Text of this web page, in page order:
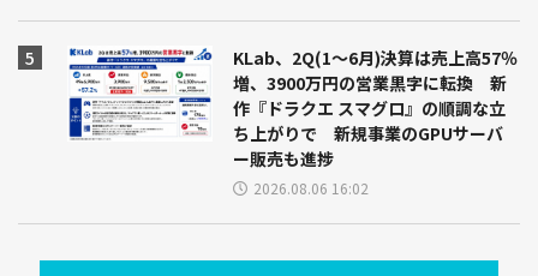
KLab、2Q(1～6月)決算は売上高57％
増、3900万円の営業黒字に転換 新
作『ドラクエ スマグロ』の順調な立
ち上がりで 新規事業のGPUサーバ
ー販売も進捗
2026.08.06 16:02